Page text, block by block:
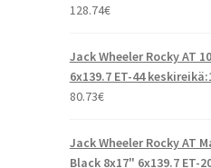
128.74€
Jack Wheeler Rocky AT
6x139.7 ET-44
80.73€
Jack Wheeler Rocky AT
Black 8x17" 6x139.7 ET-